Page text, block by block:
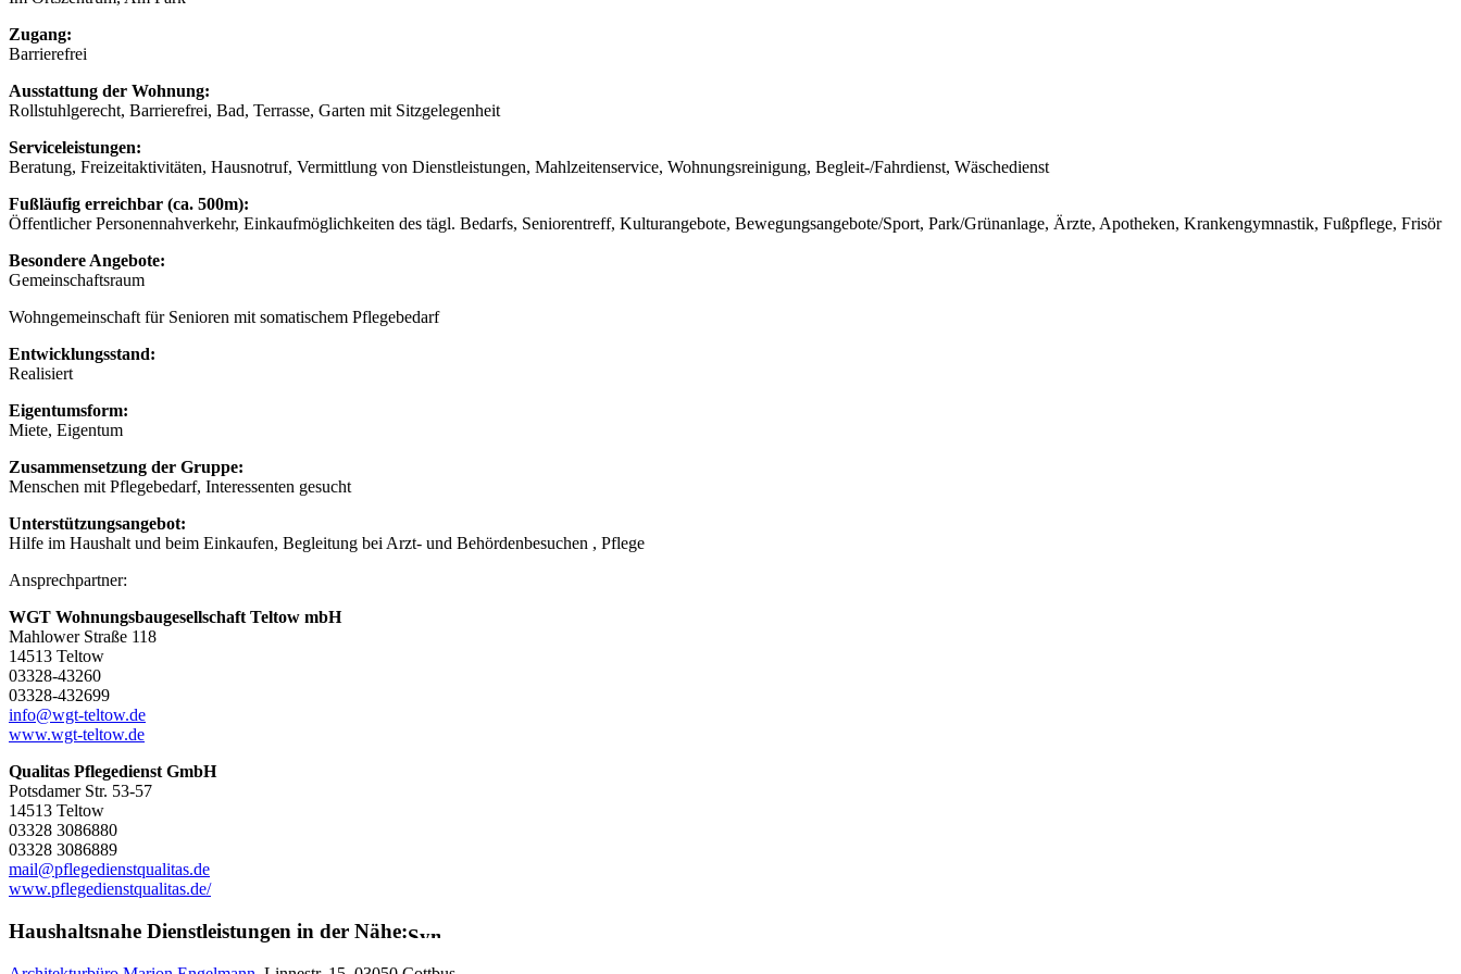
Zugang:
Barrierefrei
Ausstattung der Wohnung:
Rollstuhlgerecht, Barrierefrei, Bad, Terrasse, Garten mit Sitzgelegenheit
Serviceleistungen:
Beratung, Freizeitaktivitäten, Hausnotruf, Vermittlung von Dienstleistungen, Mahlzeitenservice, Wohnungsreinigung, Begleit-/Fahrdienst, Wäschedienst
Fußläufig erreichbar (ca. 500m):
Öffentlicher Personennahverkehr, Einkaufmöglichkeiten des tägl. Bedarfs, Seniorentreff, Kulturangebote, Bewegungsangebote/Sport, Park/Grünanlage, Ärzte, Apotheken, Krankengymnastik, Fußpflege, Frisör
Besondere Angebote:
Gemeinschaftsraum
Wohngemeinschaft für Senioren mit somatischem Pflegebedarf
Entwicklungsstand:
Realisiert
Eigentumsform:
Miete, Eigentum
Zusammensetzung der Gruppe:
Menschen mit Pflegebedarf, Interessenten gesucht
Unterstützungsangebot:
Hilfe im Haushalt und beim Einkaufen, Begleitung bei Arzt- und Behördenbesuchen , Pflege
Ansprechpartner:
WGT Wohnungsbaugesellschaft Teltow mbH
Mahlower Straße 118
14513 Teltow
03328-43260
03328-432699
info@wgt-teltow.de
www.wgt-teltow.de
Qualitas Pflegedienst GmbH
Potsdamer Str. 53-57
14513 Teltow
03328 3086880
03328 3086889
mail@pflegedienstqualitas.de
www.pflegedienstqualitas.de/
Haushaltsnahe Dienstleistungen in der Nähe: